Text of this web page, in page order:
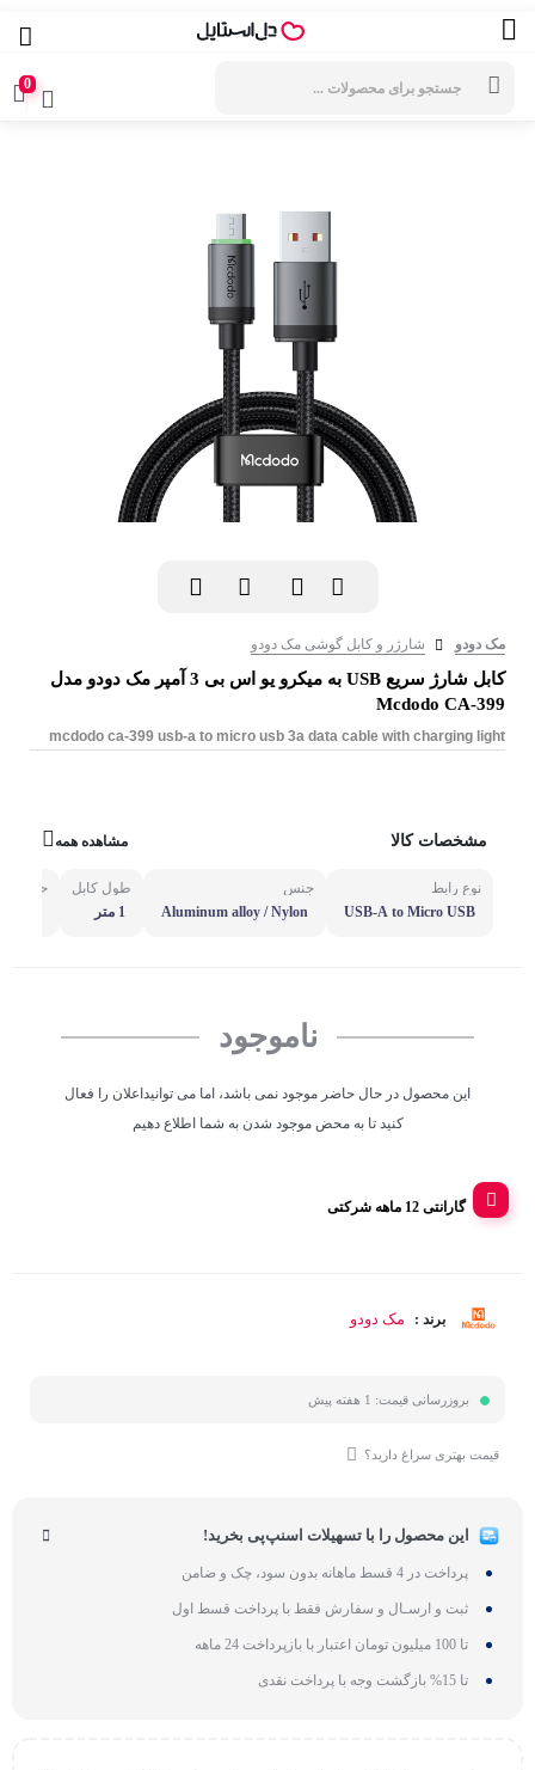
0
مک دودو شارژر و کابل گوشی مک دودو
کابل شارژ سریع USB به میکرو یو اس بی 3 آمپر مک دودو مدل
Mcdodo CA-399
mcdodo ca-399 usb-a to micro usb 3a data cable with charging light
مشخصات کالا مشاهده همه
نوع رابط
USB-A to Micro USB
جنس
Aluminum alloy / Nylon
طول کابل
1 متر
حداکثر
ناموجود
این محصول در حال حاضر موجود نمی باشد، اما می توانیداعلان را فعال
کنید تا به محض موجود شدن به شما اطلاع دهیم
گارانتی 12 ماهه شرکتی
برند : مک دودو
بروزرسانی قیمت: 1 هفته پیش
قیمت بهتری سراغ دارید؟
این محصول را با تسهیلات اسنپ‌پی بخرید!
پرداخت در 4 قسط ماهانه بدون سود، چک و ضامن
ثبت و ارسـال و سفارش فقط با پرداخت قسط اول
تا 100 میلیون تومان اعتبار با بازپرداخت 24 ماهه
تا 15% بازگشت وجه با پرداخت نقدی